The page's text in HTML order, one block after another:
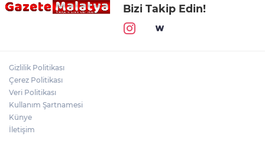
Bizi Takip Edin!
Gizlilik Politikası
Çerez Politikası
Veri Politikası
Kullanım Şartnamesi
Künye
İletişim